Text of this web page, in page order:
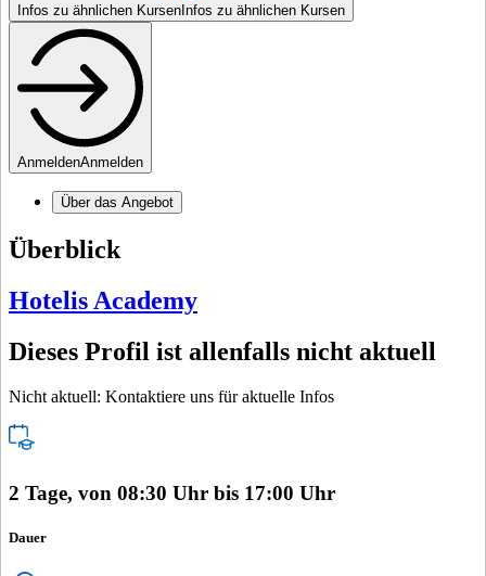
Infos zu ähnlichen Kursen Infos zu ähnlichen Kursen
AnmeldenAnmelden
Über das Angebot
Überblick
Hotelis Academy
Dieses Profil ist allenfalls nicht aktuell
Nicht aktuell: Kontaktiere uns für aktuelle Infos
2 Tage, von 08:30 Uhr bis 17:00 Uhr
Dauer